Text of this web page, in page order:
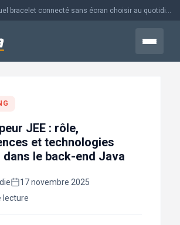
Menu
JEE : rôle,
et technologies
le back-end Java
17 novembre 2025
lecture